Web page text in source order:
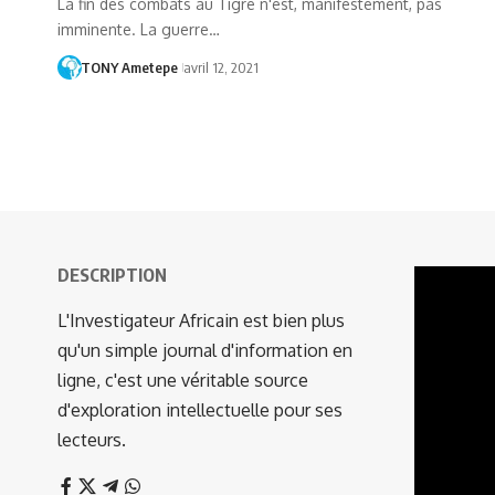
imminente. La guerre…
TONY Ametepe avril 12, 2021
DESCRIPTION
L'Investigateur Africain est bien plus
qu'un simple journal d'information en
ligne, c'est une véritable source
d'exploration intellectuelle pour ses
lecteurs.